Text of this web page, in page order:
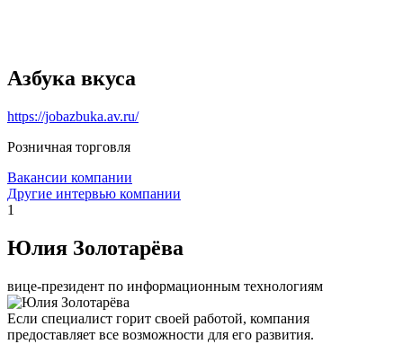
Азбука вкуса
https://jobazbuka.av.ru/
Розничная торговля
Вакансии компании
Другие интервью компании
1
Юлия Золотарёва
вице-президент по информационным технологиям
Если специалист горит своей работой, компания
предоставляет все возможности для его развития.